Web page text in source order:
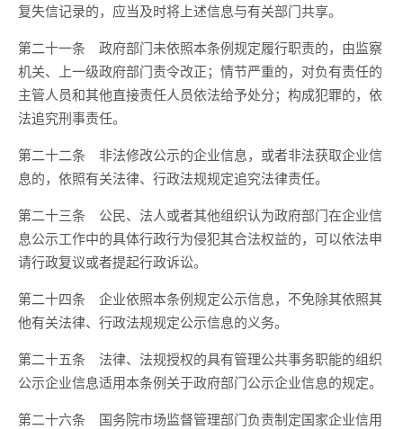
复失信记录的，应当及时将上述信息与有关部门共享。
第二十一条 政府部门未依照本条例规定履行职责的，由监察
机关、上一级政府部门责令改正；情节严重的，对负有责任的
主管人员和其他直接责任人员依法给予处分；构成犯罪的，依
法追究刑事责任。
第二十二条 非法修改公示的企业信息，或者非法获取企业信
息的，依照有关法律、行政法规规定追究法律责任。
第二十三条 公民、法人或者其他组织认为政府部门在企业信
息公示工作中的具体行政行为侵犯其合法权益的，可以依法申
请行政复议或者提起行政诉讼。
第二十四条 企业依照本条例规定公示信息，不免除其依照其
他有关法律、行政法规规定公示信息的义务。
第二十五条 法律、法规授权的具有管理公共事务职能的组织
公示企业信息适用本条例关于政府部门公示企业信息的规定。
第二十六条 国务院市场监督管理部门负责制定国家企业信用